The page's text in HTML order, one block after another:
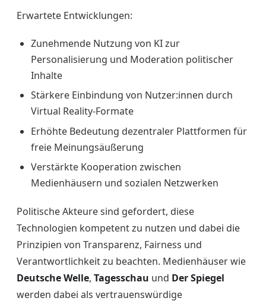
Erwartete Entwicklungen:
Zunehmende Nutzung von KI zur
Personalisierung und Moderation politischer
Inhalte
Stärkere Einbindung von Nutzer:innen durch
Virtual Reality-Formate
Erhöhte Bedeutung dezentraler Plattformen für
freie Meinungsäußerung
Verstärkte Kooperation zwischen
Medienhäusern und sozialen Netzwerken
Politische Akteure sind gefordert, diese
Technologien kompetent zu nutzen und dabei die
Prinzipien von Transparenz, Fairness und
Verantwortlichkeit zu beachten. Medienhäuser wie
Deutsche Welle, Tagesschau und Der Spiegel
werden dabei als vertrauenswürdige